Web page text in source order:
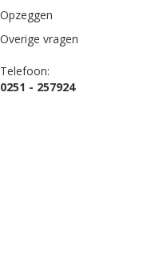
Opzeggen
Overige vragen
Telefoon:
0251 - 257924